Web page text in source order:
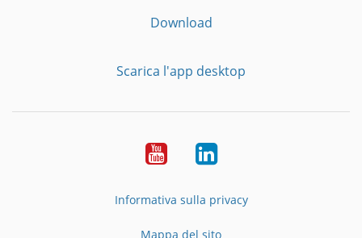
Download
Scarica l'app desktop
YouTubeLinkedIn
Informativa sulla privacy
Mappa del sito